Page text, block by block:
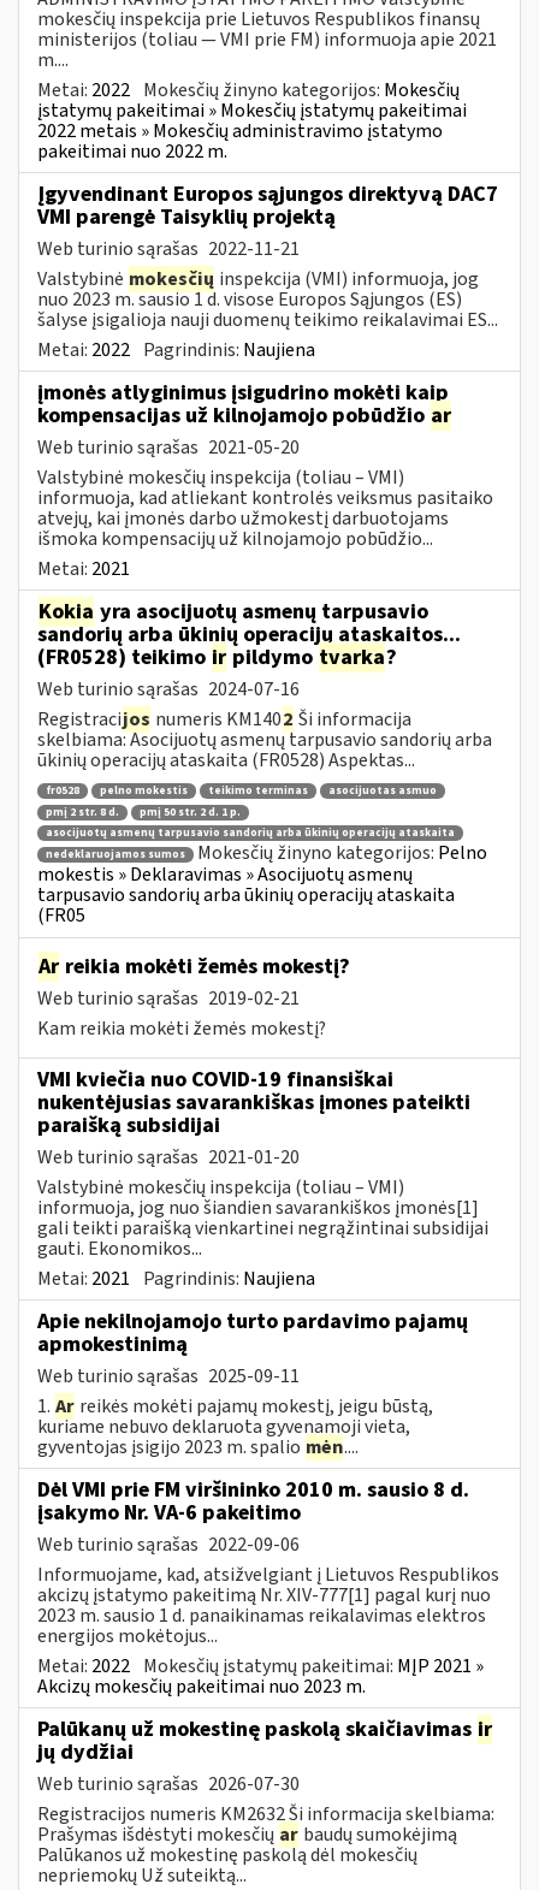
mokesčių inspekcija prie Lietuvos Respublikos finansų
ministerijos (toliau — VMI prie FM) informuoja apie 2021
m....
Metai: 2022 Mokesčių žinyno kategorijos: Mokesčių
įstatymų pakeitimai » Mokesčių įstatymų pakeitimai
2022 metais » Mokesčių administravimo įstatymo
pakeitimai nuo 2022 m.
Įgyvendinant Europos sąjungos direktyvą DAC7
VMI parengė Taisyklių projektą
Web turinio sąrašas 2022-11-21
Valstybinė mokesčių inspekcija (VMI) informuoja, jog
nuo 2023 m. sausio 1 d. visose Europos Sąjungos (ES)
šalyse įsigalioja nauji duomenų teikimo reikalavimai ES...
Metai: 2022 Pagrindinis: Naujiena
įmonės atlyginimus įsigudrino mokėti kaip
kompensacijas už kilnojamojo pobūdžio ar
Web turinio sąrašas 2021-05-20
Valstybinė mokesčių inspekcija (toliau – VMI)
informuoja, kad atliekant kontrolės veiksmus pasitaiko
atvejų, kai įmonės darbo užmokestį darbuotojams
išmoka kompensacijų už kilnojamojo pobūdžio...
Metai: 2021
Kokia yra asocijuotų asmenų tarpusavio
sandorių arba ūkinių operacijų ataskaitos...
(FR0528) teikimo ir pildymo tvarka?
Web turinio sąrašas 2024-07-16
Registracijos numeris KM1402 Ši informacija
skelbiama: Asocijuotų asmenų tarpusavio sandorių arba
ūkinių operacijų ataskaita (FR0528) Aspektas...
fr0528 pelno mokestis teikimo terminas
asocijuotas asmuo
pmį 2 str. 8 d.
pmį 50 str. 2 d. 1 p.
asocijuotų asmenų tarpusavio sandorių arba ūkinių operacijų ataskaita
nedeklaruojamos sumos
Mokesčių žinyno kategorijos: Pelno
mokestis » Deklaravimas » Asocijuotų asmenų
tarpusavio sandorių arba ūkinių operacijų ataskaita
(FR05
Ar reikia mokėti žemės mokestį?
Web turinio sąrašas 2019-02-21
Kam reikia mokėti žemės mokestį?
VMI kviečia nuo COVID-19 finansiškai
nukentėjusias savarankiškas įmones pateikti
paraišką subsidijai
Web turinio sąrašas 2021-01-20
Valstybinė mokesčių inspekcija (toliau – VMI)
informuoja, jog nuo šiandien savarankiškos įmonės[1]
gali teikti paraišką vienkartinei negrąžintinai subsidijai
gauti. Ekonomikos...
Metai: 2021 Pagrindinis: Naujiena
Apie nekilnojamojo turto pardavimo pajamų
apmokestinimą
Web turinio sąrašas 2025-09-11
1. Ar reikės mokėti pajamų mokestį, jeigu būstą,
kuriame nebuvo deklaruota gyvenamoji vieta,
gyventojas įsigijo 2023 m. spalio mėn....
Dėl VMI prie FM viršininko 2010 m. sausio 8 d.
įsakymo Nr. VA-6 pakeitimo
Web turinio sąrašas 2022-09-06
Informuojame, kad, atsižvelgiant į Lietuvos Respublikos
akcizų įstatymo pakeitimą Nr. XIV-777[1] pagal kurį nuo
2023 m. sausio 1 d. panaikinamas reikalavimas elektros
energijos mokėtojus...
Metai: 2022 Mokesčių įstatymų pakeitimai: MĮP 2021 »
Akcizų mokesčių pakeitimai nuo 2023 m.
Palūkanų už mokestinę paskolą skaičiavimas ir
jų dydžiai
Web turinio sąrašas 2026-07-30
Registracijos numeris KM2632 Ši informacija skelbiama:
Prašymas išdėstyti mokesčių ar baudų sumokėjimą
Palūkanos už mokestinę paskolą dėl mokesčių
nepriemokų Už suteiktą...